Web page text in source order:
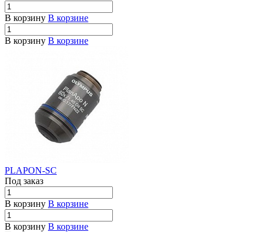
В корзину В корзине
В корзину В корзине
PLAPON-SC
Под заказ
В корзину В корзине
В корзину В корзине